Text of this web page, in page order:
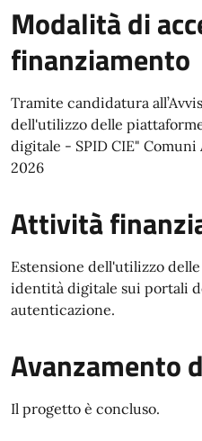
Modalità di
finanziamento
Tramite candidatura
dell'utilizzo delle
digitale - SPID CIE"
2026
Attività
Estensione dell'utilizzo
identità digitale sui portali
autenticazione.
Avanzamento
Il progetto è concluso.